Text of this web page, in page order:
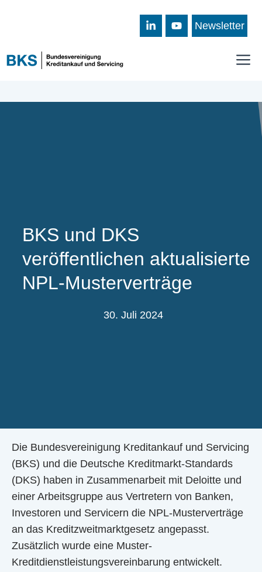
Newsletter
BKS und DKS
veröffentlichen aktualisierte
NPL-Musterverträge
30. Juli 2024
Die Bundesvereinigung Kreditankauf und Servicing
(BKS) und die Deutsche Kreditmarkt-Standards
(DKS) haben in Zusammenarbeit mit Deloitte und
einer Arbeitsgruppe aus Vertretern von Banken,
Investoren und Servicern die NPL-Musterverträge
an das Kreditzweitmarktgesetz angepasst.
Zusätzlich wurde eine Muster-
Kreditdienstleistungsvereinbarung entwickelt.